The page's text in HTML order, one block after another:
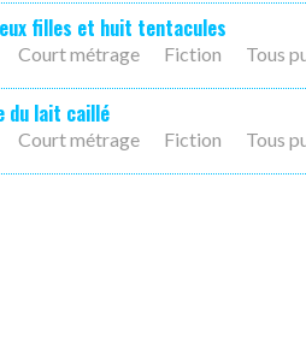
filles et huit tentacules
Court métrage Fiction Tous
du lait caillé
Court métrage Fiction Tous